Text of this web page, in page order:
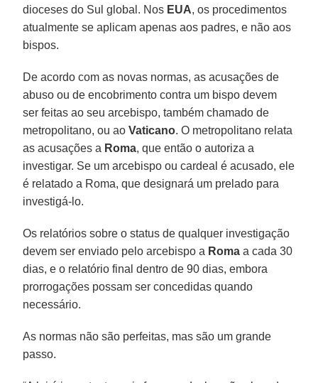
dioceses do Sul global. Nos EUA, os procedimentos
atualmente se aplicam apenas aos padres, e não aos
bispos.
De acordo com as novas normas, as acusações de
abuso ou de encobrimento contra um bispo devem
ser feitas ao seu arcebispo, também chamado de
metropolitano, ou aoVaticano. O metropolitano relata
as acusações a Roma, que então o autoriza a
investigar. Se um arcebispo ou cardeal é acusado, ele
é relatado a Roma, que designará um prelado para
investigá-lo.
Os relatórios sobre o status de qualquer investigação
devem ser enviado pelo arcebispo a Roma a cada 30
dias, e o relatório final dentro de 90 dias, embora
prorrogações possam ser concedidas quando
necessário.
As normas não são perfeitas, mas são um grande
passo.